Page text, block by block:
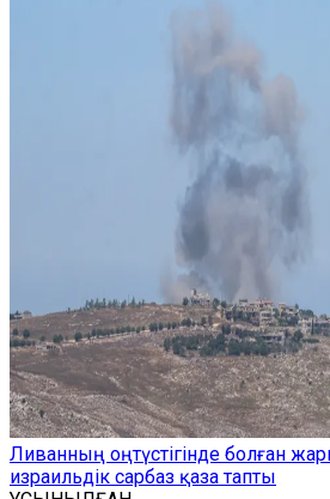
Ливанның оңтүстігінде болған
израильдік сарбаз қаза тапты